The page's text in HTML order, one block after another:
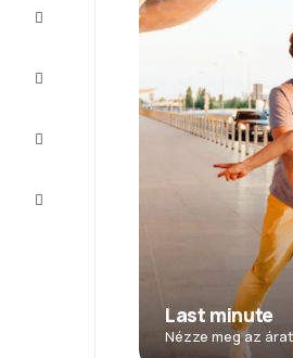
Last minute
Nézze meg az árat